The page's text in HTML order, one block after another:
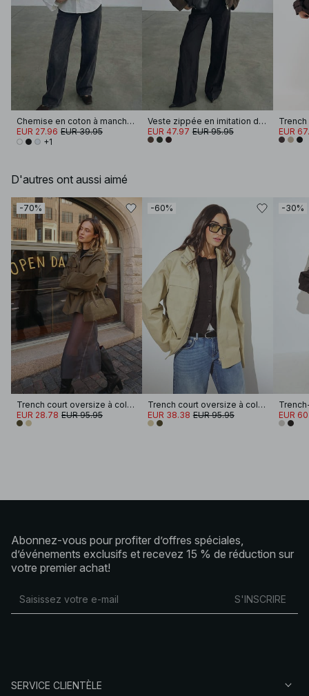
Chemise en coton à manches larges
EUR 27.96 EUR 39.95
+1
Veste zippée en imitation daim
EUR 47.97 EUR 95.95
EUR
D'autres ont aussi aimé
-70%
Trench court oversize à col montant
EUR 28.78 EUR 95.95
-60%
Trench court oversize à col montant
EUR 38.38 EUR 95.95
-30%
EUR
Abonnez-vous pour profiter d’offres spéciales,
d’événements exclusifs et recevez 15 % de réduction sur
votre premier achat!
S'INSCRIRE
SERVICE CLIENTÈLE